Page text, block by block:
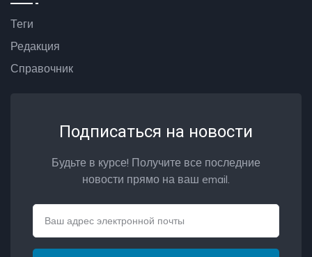
Теги
Редакция
Справочник
Подписаться на новости
Будьте в курсе! Получите все последние
новости прямо на ваш email.